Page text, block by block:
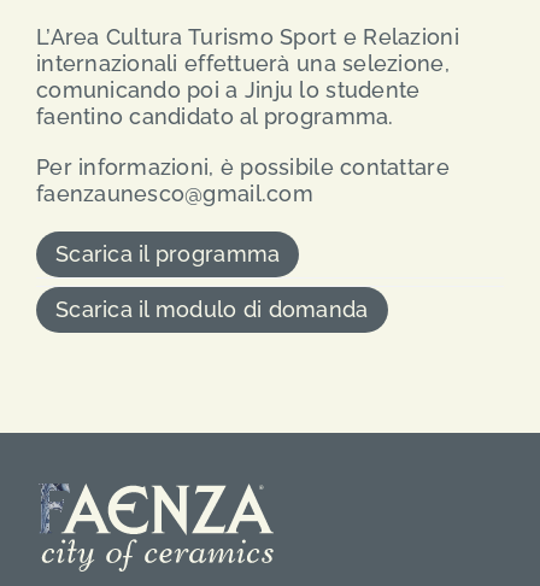
L’Area Cultura Turismo Sport e Relazioni
internazionali effettuerà una selezione,
comunicando poi a Jinju lo studente
faentino candidato al programma.
Per informazioni, è possibile contattare
faenzaunesco@gmail.com
Scarica il programma
Scarica il modulo di domanda